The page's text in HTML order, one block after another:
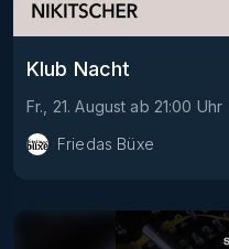
Klub Nacht
Fr., 21. August ab 21:00 Uhr
Friedas Büxe